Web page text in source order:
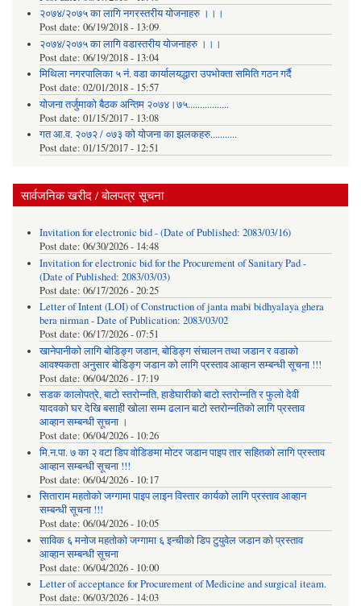
२०७४/२०७५ का लागि नगरस्तरीय योजनाहरु ।।।
Post date: 06/19/2018 - 13:09
२०७४/२०७५ का लागि वडास्तरीय योजनाहरु ।।।
Post date: 06/19/2018 - 13:04
मिथिला नगरपालिका ५ नं. वडा कार्यालयद्धारा उपभोक्ता समिति गठन गर्दै
Post date: 02/01/2018 - 15:57
याेजना तर्जुमाकाे बैठक अन्तिम २०७४।७५.................
Post date: 01/15/2017 - 13:08
गत आ.व. २०७२ / ०७३ को योजना का झलकहरु...........
Post date: 01/15/2017 - 12:51
सार्वजनिक खरीद / बोलपत्र सूचना
Invitation for electronic bid - (Date of Published: 2083/03/16)
Post date: 06/30/2026 - 14:48
Invitation for electronic bid for the Procurement of Sanitary Pad -
(Date of Published: 2083/03/03)
Post date: 06/17/2026 - 20:25
Letter of Intent (LOI) of Construction of janta mabi bidhyalaya ghera
bera nirman - Date of Publication: 2083/03/02
Post date: 06/17/2026 - 07:51
खानेपानीको लागि बोडिङ्ग जडान, बोडिङ्ग संचालन तथा जडान र वडाको
आवश्यकता अनुसार बोडिङ्ग जडान को लागि प्रस्ताव आव्हान सम्बन्धी सूचना !!!
Post date: 06/04/2026 - 17:19
सडक कालोपत्रे, बाटो स्तरोन्नति, हाडेघारीको बाटो स्तरोन्नति र फुलो देवी
यादवको घर देखि बसाही खोला सम्म ढलान बाटो स्तरोन्नतिको लागि प्रस्ताव
आव्हान सम्बन्धी सूचना ।
Post date: 06/04/2026 - 10:26
मि.न.पा. ७ का २ वटा डिप वोडिङमा मोटर जडान पाइप तार सहितको लागि प्रस्ताव
आव्हान सम्बन्धी सूचना !!!
Post date: 06/04/2026 - 10:17
सिताराम महतोको जग्गामा पाइप लाइन विस्तार कार्यको लागि प्रस्ताव आव्हान
सम्बन्धी सूचना !!!
Post date: 06/04/2026 - 10:05
साविक ६ मनोज महतोको जग्गामा ६ इन्चीको डिप टुयुवेल जडान को प्रस्ताव
आव्हान सम्बन्धी सूचना
Post date: 06/04/2026 - 10:00
Letter of acceptance for Procurement of Medicine and surgical iteam.
Post date: 06/03/2026 - 14:03